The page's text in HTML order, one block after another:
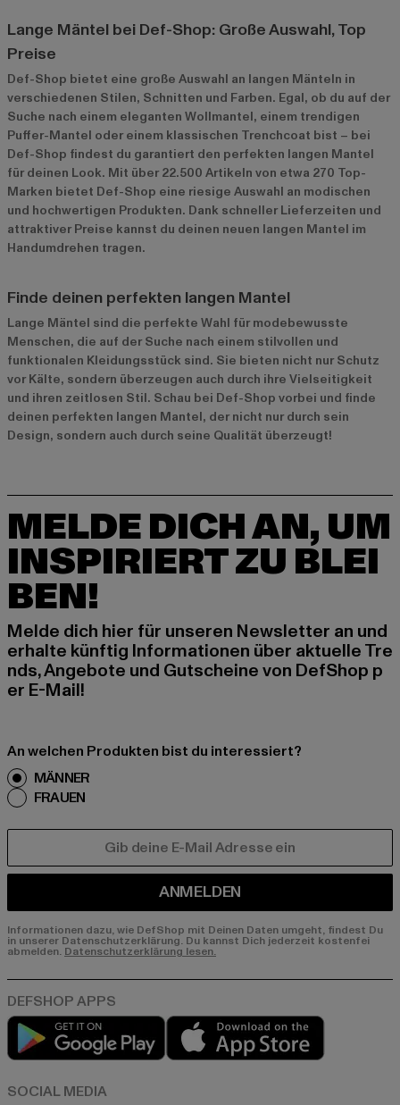
Lange Mäntel bei Def-Shop: Große Auswahl, Top
Preise
Def-Shop bietet eine große Auswahl an langen Mänteln in
verschiedenen Stilen, Schnitten und Farben. Egal, ob du auf der
Suche nach einem eleganten Wollmantel, einem trendigen
Puffer-Mantel oder einem klassischen Trenchcoat bist – bei
Def-Shop findest du garantiert den perfekten langen Mantel
für deinen Look. Mit über 22.500 Artikeln von etwa 270 Top-
Marken bietet Def-Shop eine riesige Auswahl an modischen
und hochwertigen Produkten. Dank schneller Lieferzeiten und
attraktiver Preise kannst du deinen neuen langen Mantel im
Handumdrehen tragen.
Finde deinen perfekten langen Mantel
Lange Mäntel sind die perfekte Wahl für modebewusste
Menschen, die auf der Suche nach einem stilvollen und
funktionalen Kleidungsstück sind. Sie bieten nicht nur Schutz
vor Kälte, sondern überzeugen auch durch ihre Vielseitigkeit
und ihren zeitlosen Stil. Schau bei Def-Shop vorbei und finde
deinen perfekten langen Mantel, der nicht nur durch sein
Design, sondern auch durch seine Qualität überzeugt!
MELDE DICH AN, UM
INSPIRIERT ZU BLEI
BEN!
Melde dich hier für unseren Newsletter an und
erhalte künftig Informationen über aktuelle Tre
nds, Angebote und Gutscheine von DefShop p
er E-Mail!
An welchen Produkten bist du interessiert?
MÄNNER
FRAUEN
ANMELDEN
Informationen dazu, wie DefShop mit Deinen Daten umgeht, findest Du
in unserer Datenschutzerklärung. Du kannst Dich jederzeit kostenfei
abmelden. Datenschutzerklärung lesen.
Play market